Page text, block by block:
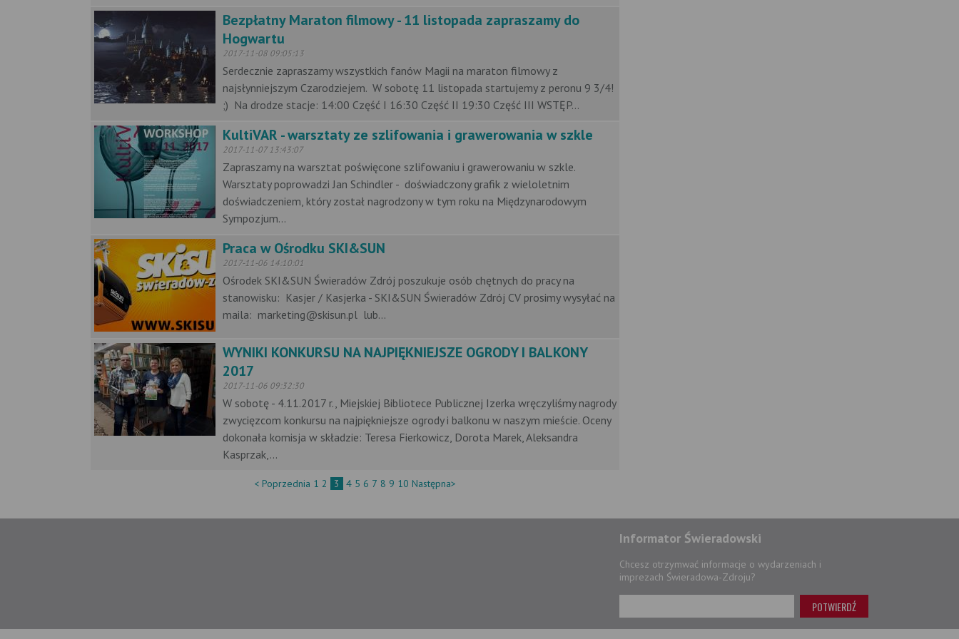
Bezpłatny Maraton filmowy - 11 listopada zapraszamy do
Hogwartu
2017-11-08 09:05:13
Serdecznie zapraszamy wszystkich fanów Magii na maraton filmowy z
najsłynniejszym Czarodziejem. W sobotę 11 listopada startujemy z peronu 9 3/4!
;) Na drodze stacje: 14:00 Część I 16:30 Część II 19:30 Część III WSTĘP...
KultiVAR - warsztaty ze szlifowania i grawerowania w szkle
2017-11-07 13:43:07
Zapraszamy na warsztat poświęcone szlifowaniu i grawerowaniu w szkle.
Warsztaty poprowadzi Jan Schindler - doświadczony grafik z wieloletnim
doświadczeniem, który został nagrodzony w tym roku na Międzynarodowym
Sympozjum...
Praca w Ośrodku SKI&SUN
2017-11-06 14:10:01
Ośrodek SKI&SUN Świeradów Zdrój poszukuje osób chętnych do pracy na
stanowisku: Kasjer / Kasjerka - SKI&SUN Świeradów Zdrój CV prosimy wysyłać na
maila: marketing@skisun.pl lub...
WYNIKI KONKURSU NA NAJPIĘKNIEJSZE OGRODY I BALKONY
2017
2017-11-06 09:32:30
W sobotę - 4.11.2017 r., Miejskiej Bibliotece Publicznej Izerka wręczyliśmy nagrody
zwycięzcom konkursu na najpiękniejsze ogrody i balkonu w naszym mieście. Oceny
dokonała komisja w składzie: Teresa Fierkowicz, Dorota Marek, Aleksandra
Kasprzak,...
< Poprzednia 1 2 3 4 5 6 7 8 9 10 Następna>
Informator Świeradowski
Chcesz otrzymwać informacje o wydarzeniach i
imprezach Świeradowa-Zdroju?